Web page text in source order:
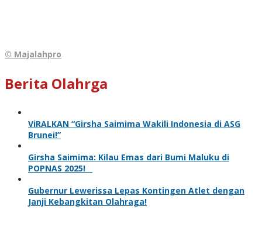
© Majalahpro
Berita Olahrga
ViRALKAN “Girsha Saimima Wakili Indonesia di ASG
Brunei!”
Girsha Saimima: Kilau Emas dari Bumi Maluku di
POPNAS 2025!
Gubernur Lewerissa Lepas Kontingen Atlet dengan
Janji Kebangkitan Olahraga!